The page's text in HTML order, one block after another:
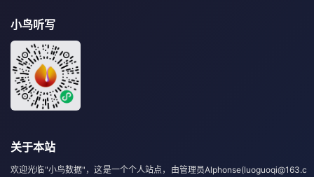
小鸟听写
关于本站
欢迎光临"小鸟数据"，这是一个个人站点，由管理员Alphonse(luoguoqi@163.c